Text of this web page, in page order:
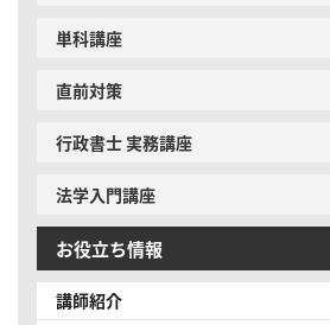
単科講座
直前対策
行政書士 実務講座
法学入門講座
お役立ち情報
講師紹介